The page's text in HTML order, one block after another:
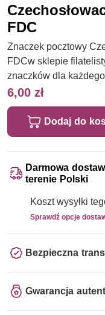
FDC
Znaczek pocztowy
FDCw sklepie
znaczków dla
6,00 zł
Dodaj do
Darmowa
terenie Polski
Koszt wysyłki
Sprawdź opcje
Bezpieczna
Gwarancja